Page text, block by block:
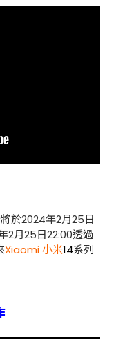
於2024年2月25日
2月25日22:00透過
Xiaomi小米14系列